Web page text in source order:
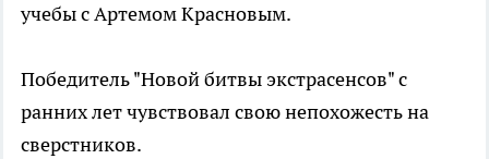
учебы с Артемом Красновым.
Победитель "Новой битвы экстрасенсов" с
ранних лет чувствовал свою непохожесть на
сверстников.